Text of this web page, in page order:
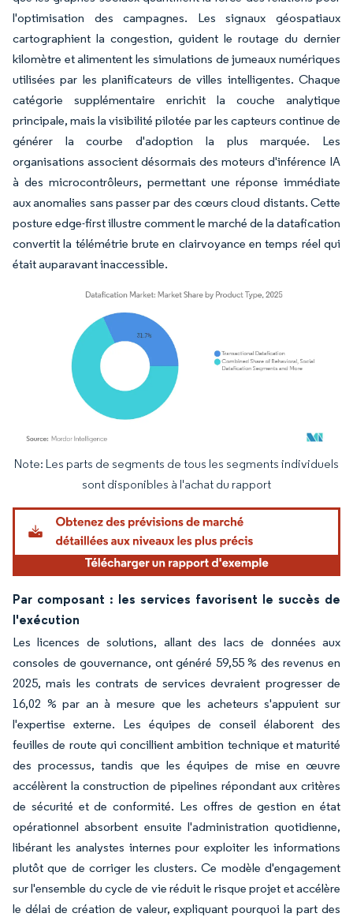
l'optimisation des campagnes. Les signaux géospatiaux
cartographient la congestion, guident le routage du dernier
kilomètre et alimentent les simulations de jumeaux numériques
utilisées par les planificateurs de villes intelligentes. Chaque
catégorie supplémentaire enrichit la couche analytique
principale, mais la visibilité pilotée par les capteurs continue de
générer la courbe d'adoption la plus marquée. Les
organisations associent désormais des moteurs d'inférence IA
à des microcontrôleurs, permettant une réponse immédiate
aux anomalies sans passer par des cœurs cloud distants. Cette
posture edge-first illustre comment le marché de la datafication
convertit la télémétrie brute en clairvoyance en temps réel qui
était auparavant inaccessible.
Image © Mordor Intelligence. La réutilisation nécessite une attribution sous CC BY
Note: Les parts de segments de tous les segments individuels
sont disponibles à l'achat du rapport
Par composant : les services favorisent le succès de
l'exécution
Les licences de solutions, allant des lacs de données aux
consoles de gouvernance, ont généré 59,55 % des revenus en
2025, mais les contrats de services devraient progresser de
16,02 % par an à mesure que les acheteurs s'appuient sur
l'expertise externe. Les équipes de conseil élaborent des
feuilles de route qui concillient ambition technique et maturité
des processus, tandis que les équipes de mise en œuvre
accélèrent la construction de pipelines répondant aux critères
de sécurité et de conformité. Les offres de gestion en état
opérationnel absorbent ensuite l'administration quotidienne,
libérant les analystes internes pour exploiter les informations
plutôt que de corriger les clusters. Ce modèle d'engagement
sur l'ensemble du cycle de vie réduit le risque projet et accélère
le délai de création de valeur, expliquant pourquoi la part des